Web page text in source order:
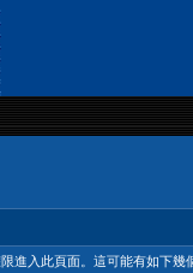
進入此頁面。這可能有如下幾